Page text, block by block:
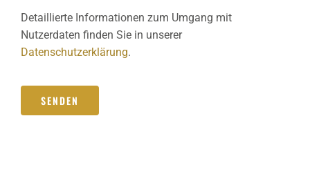
Detaillierte Informationen zum Umgang mit
Nutzerdaten finden Sie in unserer
Datenschutzerklärung.